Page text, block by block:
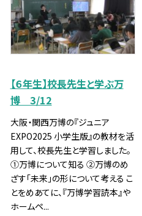
【６年生】校長先生と学ぶ万
博 3/12
大阪・関西万博の『ジュニア
EXPO2025 小学生版』の教材を活
用して、校長先生と学習しました。
①万博について知る ②万博のめ
ざす「未来」の形について考える こ
とをめあてに、『万博学習読本』や
ホームペ...